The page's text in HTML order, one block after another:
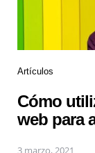
Artículos
Cómo
web para
3 marzo, 2021